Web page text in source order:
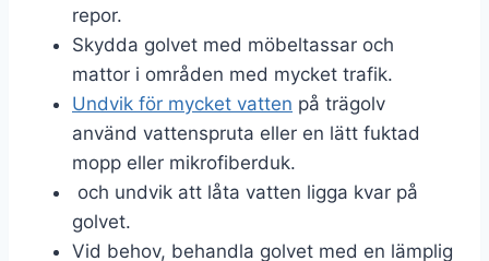
repor.
Skydda golvet med möbeltassar och
mattor i områden med mycket trafik.
Undvik för mycket vatten på trägolv
använd vattenspruta eller en lätt fuktad
mopp eller mikrofiberduk.
och undvik att låta vatten ligga kvar på
golvet.
Vid behov, behandla golvet med en lämplig